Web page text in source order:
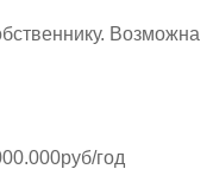
Возможна
год